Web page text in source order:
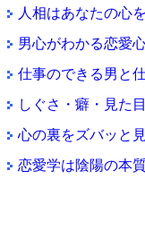
人相はあなたの心
男心がわかる恋愛
仕事のできる男と
しぐさ・癖・見た
心の裏をズバッと
恋愛学は陰陽の本